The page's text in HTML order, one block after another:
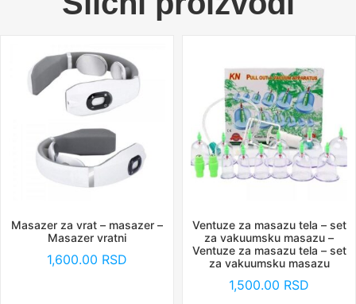
Masazer za vrat – masazer –
Masazer vratni
1,600.00 RSD
Ventuze za masazu tela – set
za vakuumsku masazu –
Ventuze za masazu tela – set
za vakuumsku masazu
1,500.00 RSD